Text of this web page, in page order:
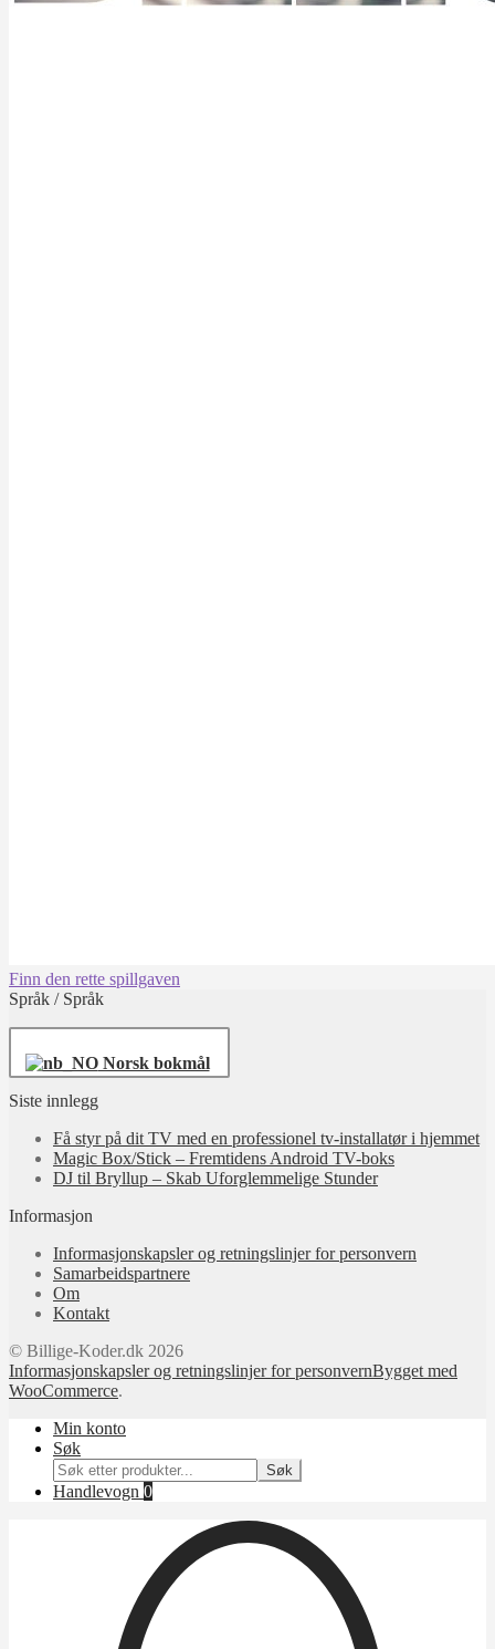
Finn den rette spillgaven
Språk / Språk
Norsk bokmål
Siste innlegg
Få styr på dit TV med en professionel tv‑installatør i hjemmet
Magic Box/Stick – Fremtidens Android TV-boks
DJ til Bryllup – Skab Uforglemmelige Stunder
Informasjon
Informasjonskapsler og retningslinjer for personvern
Samarbeidspartnere
Om
Kontakt
© Billige-Koder.dk 2026
Informasjonskapsler og retningslinjer for personvernBygget med
WooCommerce.
Min konto
Søk
Søk
etter:
Søk
Handlevogn 0